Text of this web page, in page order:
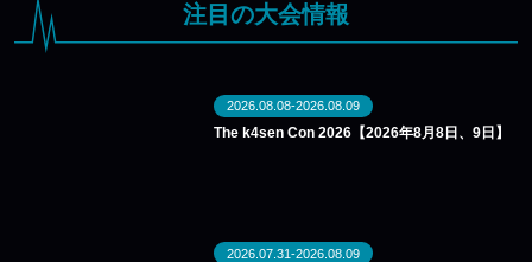
注目の大会情報
2026.08.08-2026.08.09
The k4sen Con 2026【2026年8月8日、9日】
2026.07.31-2026.08.09